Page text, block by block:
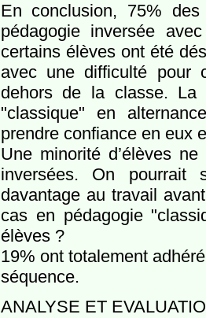
En conclusion, 75% des
pédagogie inversée
certains élèves ont été
avec une difficulté pour
dehors de la classe. La
"classique" en
prendre confiance en eux
Une minorité d’élèves
inversées. On pourrait
davantage au travail
cas en pédagogie
élèves ?
19% ont totalement
séquence.
ANALYSE ET